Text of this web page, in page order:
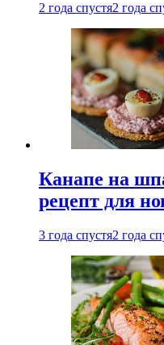
2 года спустя2 года
Канапе на
рецепт для
3 года спустя2 года